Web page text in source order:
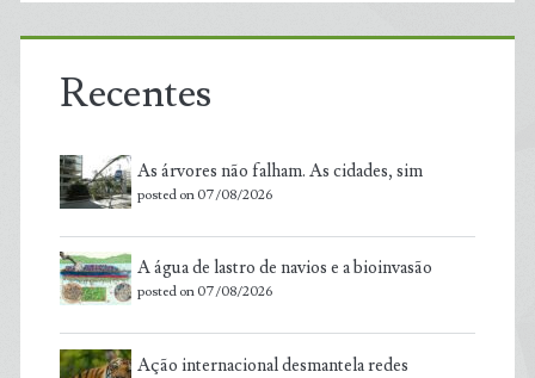
Recentes
As árvores não falham. As cidades, sim
posted on 07/08/2026
A água de lastro de navios e a bioinvasão
posted on 07/08/2026
Ação internacional desmantela redes